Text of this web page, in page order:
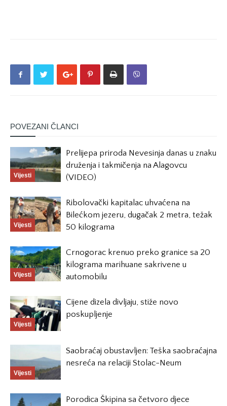
POVEZANI ČLANCI
Vijesti
Prelijepa priroda Nevesinja danas u znaku
druženja i takmičenja na Alagovcu
(VIDEO)
Vijesti
Ribolovački kapitalac uhvaćena na
Bilećkom jezeru, dugačak 2 metra, težak
50 kilograma
Vijesti
Crnogorac krenuo preko granice sa 20
kilograma marihuane sakrivene u
automobilu
Vijesti
Cijene dizela divljaju, stiže novo
poskupljenje
Vijesti
Saobraćaj obustavljen: Teška saobraćajna
nesreća na relaciji Stolac-Neum
Porodica Škipina sa četvoro djece